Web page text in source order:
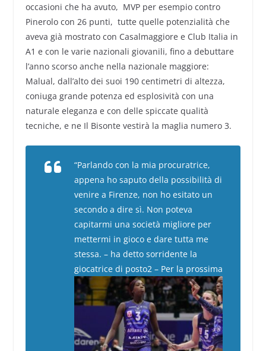
occasioni che ha avuto, MVP per esempio contro
Pinerolo con 26 punti, tutte quelle potenzialità che
aveva già mostrato con Casalmaggiore e Club Italia in
A1 e con le varie nazionali giovanili, fino a debuttare
l’anno scorso anche nella nazionale maggiore:
Malual, dall’alto dei suoi 190 centimetri di altezza,
coniuga grande potenza ed esplosività con una
naturale eleganza e con delle spiccate qualità
tecniche, e ne Il Bisonte vestirà la maglia numero 3.
“Parlando con la mia procuratrice,
appena ho saputo della possibilità di
venire a Firenze, non ho esitato un
secondo a dire sì. Non poteva
capitarmi una società migliore per
mettermi in gioco e dare tutta me
stessa. – ha detto sorridente la
giocatrice di posto2 – Per la prossima